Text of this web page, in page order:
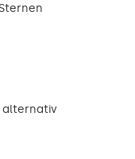
alternativ